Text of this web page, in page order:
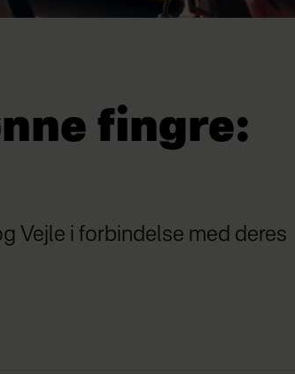
fingre:
Vejle i forbindelse med deres